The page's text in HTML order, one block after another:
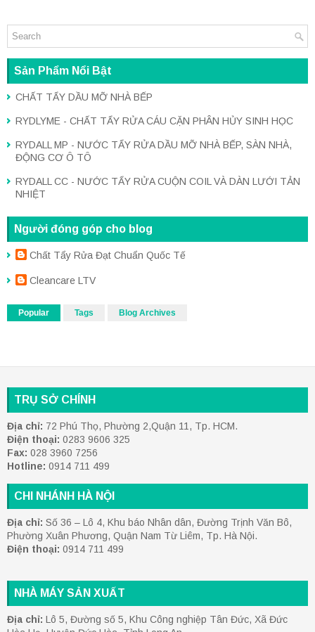
Sản Phẩm Nổi Bật
CHẤT TẨY DẦU MỠ NHÀ BẾP
RYDLYME - CHẤT TẨY RỬA CÁU CẶN PHÂN HỦY SINH HỌC
RYDALL MP - NƯỚC TẨY RỬA DẦU MỠ NHÀ BẾP, SÀN NHÀ,
ĐỘNG CƠ Ô TÔ
RYDALL CC - NƯỚC TẨY RỬA CUỘN COIL VÀ DÀN LƯỚI TẢN
NHIỆT
Người đóng góp cho blog
Chất Tẩy Rửa Đạt Chuẩn Quốc Tế
Cleancare LTV
Popular Tags Blog Archives
TRỤ SỞ CHÍNH
Địa chỉ: 72 Phú Thọ, Phường 2,Quận 11, Tp. HCM.
Điện thoại: 0283 9606 325
Fax: 028 3960 7256
Hotline: 0914 711 499
CHI NHÁNH HÀ NỘI
Địa chỉ: Số 36 – Lô 4, Khu báo Nhân dân, Đường Trịnh Văn Bô,
Phường Xuân Phương, Quận Nam Từ Liêm, Tp. Hà Nội.
Điện thoại: 0914 711 499
NHÀ MÁY SẢN XUẤT
Địa chỉ: Lô 5, Đường số 5, Khu Công nghiệp Tân Đức, Xã Đức